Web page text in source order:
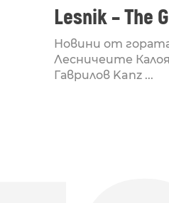
Lesnik – The
Новини от
Лесничеите
Гаврилов Kanz ...